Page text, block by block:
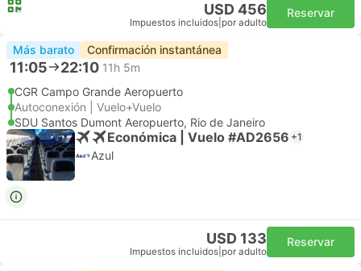
USD 456
Impuestos incluidos por adulto
Reservar
Más barato Confirmación instantánea
11:05 22:10 11h 5m
CGR Campo Grande Aeropuerto
Autoconexión | Vuelo+Vuelo
SDU Santos Dumont Aeropuerto, Rio de Janeiro
Económica | Vuelo #AD2656 +1
Azul
USD 133
Impuestos incluidos por adulto
Reservar